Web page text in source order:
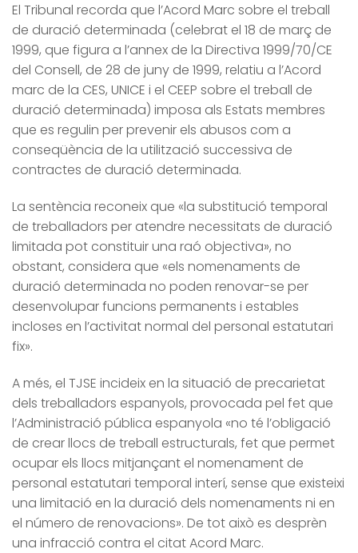
El Tribunal recorda que l’Acord Marc sobre el treball
de duració determinada (celebrat el 18 de març de
1999, que figura a l’annex de la Directiva 1999/70/CE
del Consell, de 28 de juny de 1999, relatiu a l’Acord
marc de la CES, UNICE i el CEEP sobre el treball de
duració determinada) imposa als Estats membres
que es regulin per prevenir els abusos com a
conseqüència de la utilització successiva de
contractes de duració determinada.
La sentència reconeix que «la substitució temporal
de treballadors per atendre necessitats de duració
limitada pot constituir una raó objectiva», no
obstant, considera que «els nomenaments de
duració determinada no poden renovar-se per
desenvolupar funcions permanents i estables
incloses en l’activitat normal del personal estatutari
fix».
A més, el TJSE incideix en la situació de precarietat
dels treballadors espanyols, provocada pel fet que
l’Administració pública espanyola «no té l’obligació
de crear llocs de treball estructurals, fet que permet
ocupar els llocs mitjançant el nomenament de
personal estatutari temporal interí, sense que existeixi
una limitació en la duració dels nomenaments ni en
el número de renovacions». De tot això es desprèn
una infracció contra el citat Acord Marc.